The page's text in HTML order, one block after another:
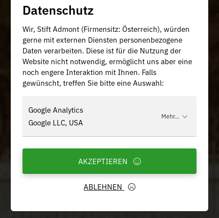
Datenschutz
Wir, Stift Admont (Firmensitz: Österreich), würden
gerne mit externen Diensten personenbezogene
Daten verarbeiten. Diese ist für die Nutzung der
Website nicht notwendig, ermöglicht uns aber eine
noch engere Interaktion mit Ihnen. Falls
gewünscht, treffen Sie bitte eine Auswahl:
Google Analytics
Google LLC, USA
Mehr...
ABLEHNEN
AKZEPTIEREN